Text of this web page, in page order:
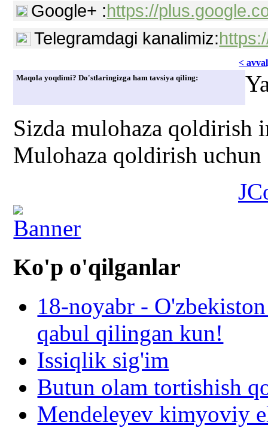
Google+ :https://
Telegramdagi kanalimiz:
<
Maqola yoqdimi? Do'stlaringizga ham tavsiya qiling:
Sizda mulohaza qoldirish
Mulohaza qoldirish
Ko'p o'qilganlar
18-noyabr -
qabul qilingan kun!
Issiqlik sig'im
Butun olam tortishish
Mendeleyev kimyoviy